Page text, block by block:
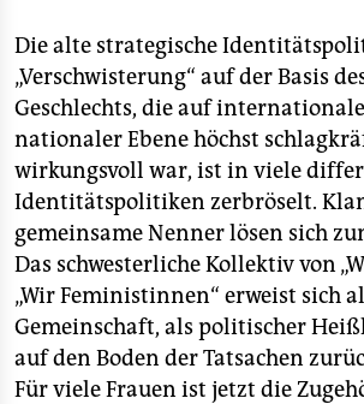
Die alte strategische
„Verschwisterung“ auf der Basis
Geschlechts, die auf
nationaler Ebene höchst
wirkungsvoll war, ist in viele
Identitätspolitiken zerbröselt.
gemeinsame Nenner lösen sich
Das schwesterliche Kollektiv von
„Wir Feministinnen“ erweist sich
Gemeinschaft, als politischer
auf den Boden der Tatsachen
Für viele Frauen ist jetzt die